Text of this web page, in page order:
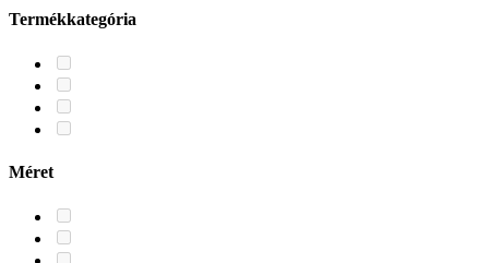
Termékkategória
Méret